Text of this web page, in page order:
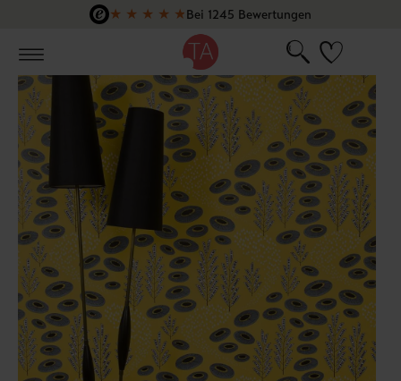
Zum Hauptinhalt springen
★ ★ ★ ★ ★Bei 1245 Bewertungen